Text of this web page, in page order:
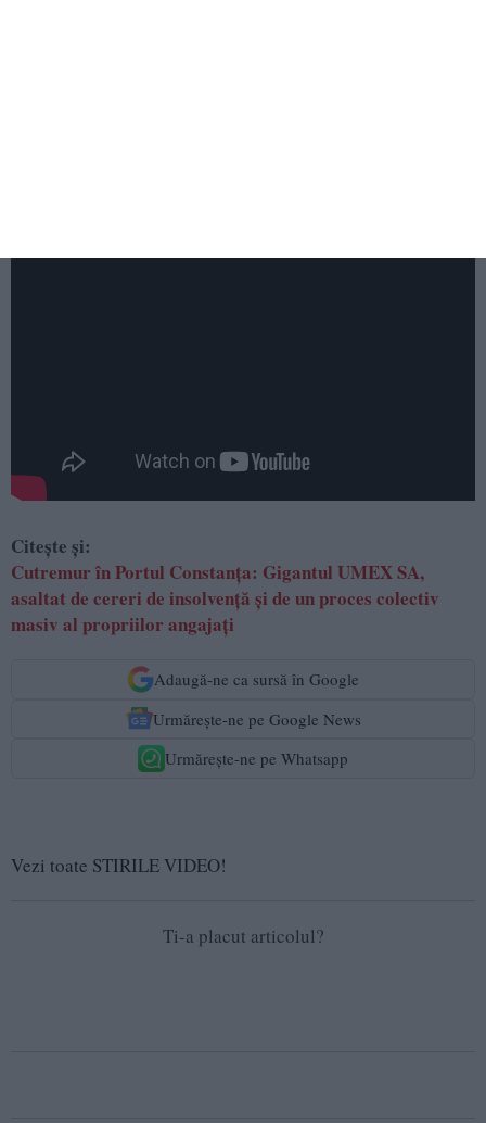
Citește și:
Cutremur în Portul Constanța: Gigantul UMEX SA,
asaltat de cereri de insolvență și de un proces colectiv
masiv al propriilor angajați
Adaugă-ne ca sursă în Google
Urmărește-ne pe Google News
Urmărește-ne pe Whatsapp
Vezi toate STIRILE VIDEO!
Ti-a placut articolul?